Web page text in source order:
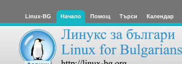
Linux-BG Начало Помощ Търси Календар